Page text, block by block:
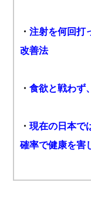
・注射を何回打
改善法
・食欲と戦わず
・現在の日本で
確率で健康を害